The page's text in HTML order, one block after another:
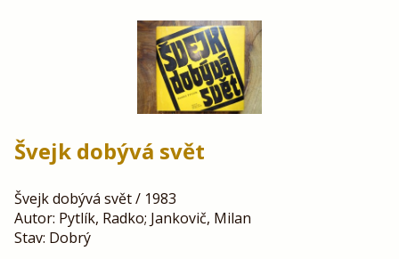
Švejk dobývá svět
Švejk dobývá svět / 1983
Autor: Pytlík, Radko; Jankovič, Milan
Stav: Dobrý